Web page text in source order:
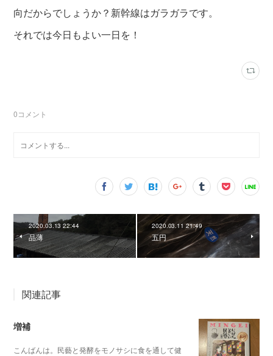
向だからでしょうか？新幹線はガラガラです。
それでは今日もよい一日を！
0コメント
2020.03.13 22:44
品薄
2020.03.11 21:49
五円
関連記事
増補
こんばんは。民藝と発酵をモノサシに食を通して健